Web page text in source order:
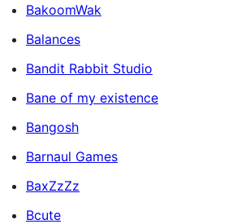
BakoomWak
Balances
Bandit Rabbit Studio
Bane of my existence
Bangosh
Barnaul Games
BaxZzZz
Bcute